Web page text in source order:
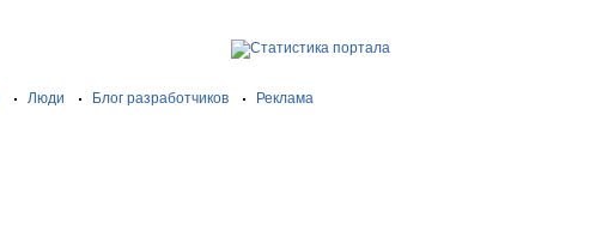
Люди Блог разработчиков
Реклама